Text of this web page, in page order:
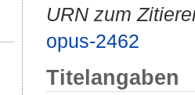
URN zum
opus-2462
Titelangaben